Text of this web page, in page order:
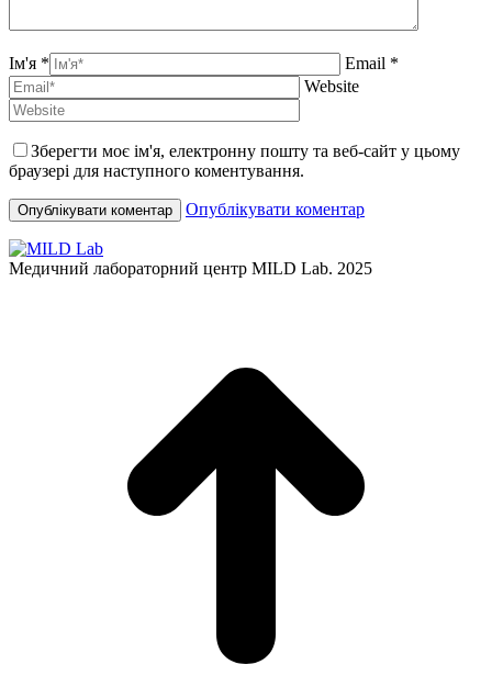
Ім'я *
Email *
Website
Зберегти моє ім'я, електронну пошту та веб-сайт у цьому
браузері для наступного коментування.
Опублікувати коментар
Медичний лабораторний центр MILD Lab. 2025